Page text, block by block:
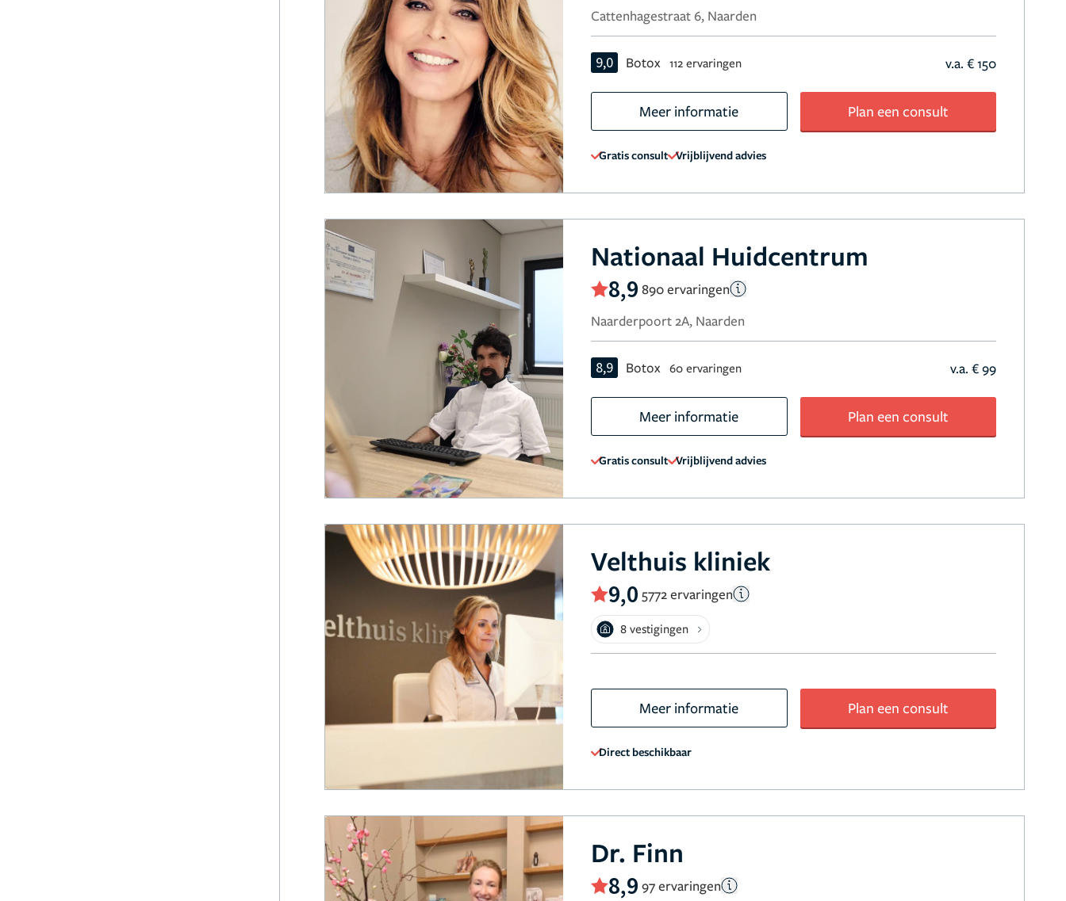
Cattenhagestraat 6, Naarden
9,0 Botox 112 ervaringen v.a. € 150
Meer informatie Plan een consult
Gratis consult Vrijblijvend advies
Nationaal Huidcentrum
8,9 890 ervaringen
Naarderpoort 2A, Naarden
8,9 Botox 60 ervaringen v.a. € 99
Meer informatie Plan een consult
Gratis consult Vrijblijvend advies
Velthuis kliniek
9,0 5772 ervaringen
8 vestigingen
Meer informatie Plan een consult
Direct beschikbaar
Dr. Finn
8,9 97 ervaringen